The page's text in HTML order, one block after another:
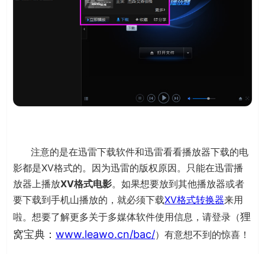
注意的是在迅雷下载软件和迅雷看看播放器下载的电
影都是XV格式的。因为迅雷的版权原因。只能在迅雷播
放器上播放XV格式电影。如果想要放到其他播放器或者
要下载到手机山播放的，就必须下载XV格式转换器来用
啦。想要了解更多关于多媒体软件使用信息，请登录（狸
窝宝典： www.leawo.cn/bac/）有意想不到的惊喜！